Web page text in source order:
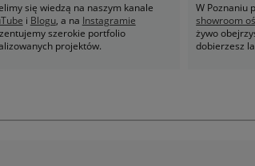
się wiedzą na naszym kanale
i Blogu, a na Instagramie
szerokie portfolio
projektów.
W Poznaniu
showroom
żywo
dobierzesz